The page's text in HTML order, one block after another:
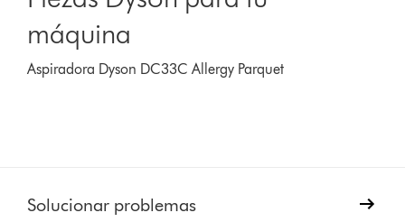
máquina
Aspiradora Dyson DC33C Allergy Parquet
Solucionar problemas